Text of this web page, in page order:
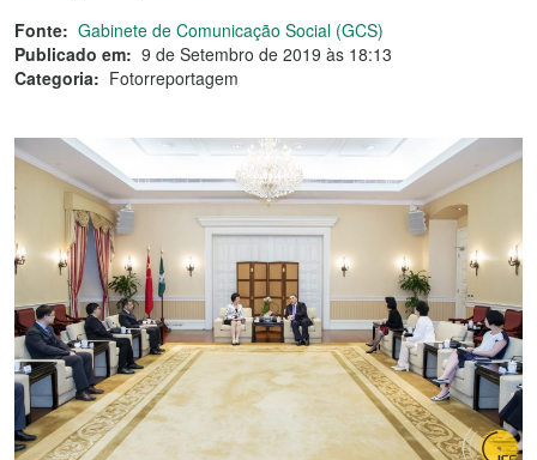
Fonte: Gabinete de Comunicação Social (GCS)
Publicado em: 9 de Setembro de 2019 às 18:13
Categoria: Fotorreportagem